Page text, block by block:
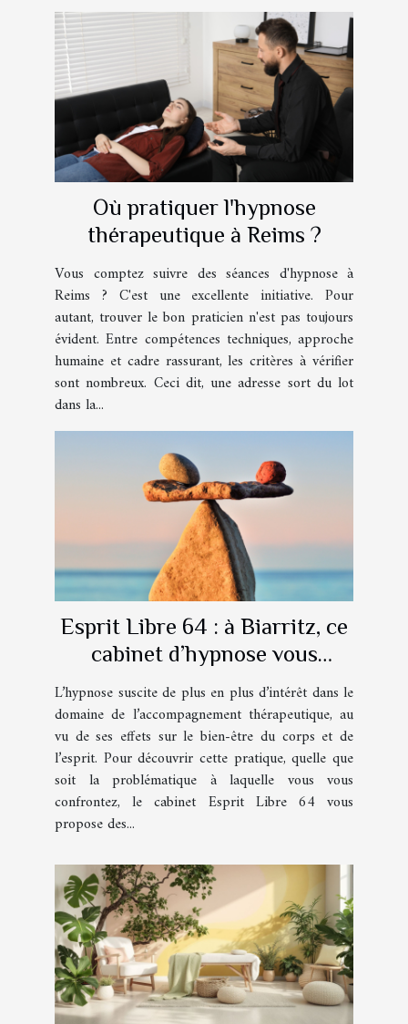
Où pratiquer l'hypnose
thérapeutique à Reims ?
Vous comptez suivre des séances d'hypnose à
Reims ? C'est une excellente initiative. Pour
autant, trouver le bon praticien n'est pas toujours
évident. Entre compétences techniques, approche
humaine et cadre rassurant, les critères à vérifier
sont nombreux. Ceci dit, une adresse sort du lot
dans la...
Esprit Libre 64 : à Biarritz, ce
cabinet d’hypnose vous
accompagne au quotidien !
L’hypnose suscite de plus en plus d’intérêt dans le
domaine de l’accompagnement thérapeutique, au
vu de ses effets sur le bien-être du corps et de
l’esprit. Pour découvrir cette pratique, quelle que
soit la problématique à laquelle vous vous
confrontez, le cabinet Esprit Libre 64 vous
propose des...